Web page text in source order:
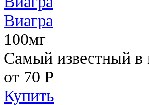
Виагра
100мг
Самый известный в
от 70 Р
Купить